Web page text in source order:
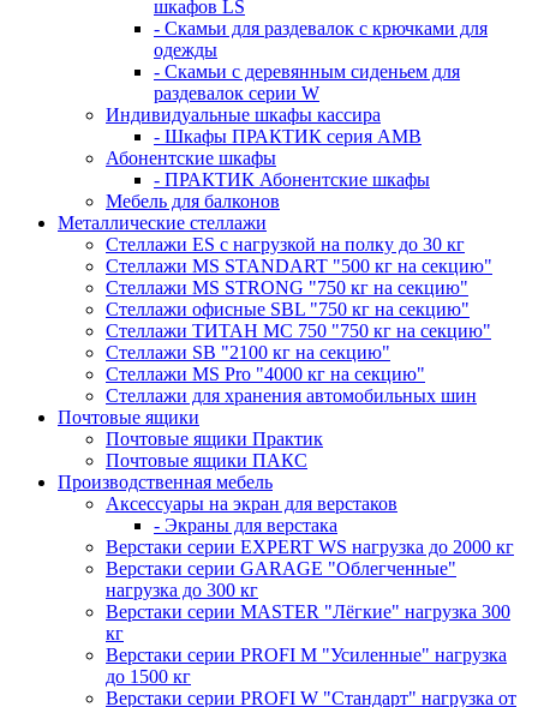
шкафов LS
- Скамьи для раздевалок с крючками для
одежды
- Скамьи с деревянным сиденьем для
раздевалок серии W
Индивидуальные шкафы кассира
- Шкафы ПРАКТИК серия AMB
Абонентские шкафы
- ПРАКТИК Абонентские шкафы
Мебель для балконов
Металлические стеллажи
Стеллажи ES с нагрузкой на полку до 30 кг
Стеллажи MS STANDART "500 кг на секцию"
Стеллажи MS STRONG "750 кг на секцию"
Стеллажи офисные SBL "750 кг на секцию"
Стеллажи ТИТАН МС 750 "750 кг на секцию"
Стеллажи SB "2100 кг на секцию"
Стеллажи MS Pro "4000 кг на секцию"
Стеллажи для хранения автомобильных шин
Почтовые ящики
Почтовые ящики Практик
Почтовые ящики ПАКС
Производственная мебель
Аксессуары на экран для верстаков
- Экраны для верстака
Верстаки серии EXPERT WS нагрузка до 2000 кг
Верстаки серии GARAGE "Облегченные"
нагрузка до 300 кг
Верстаки серии MASTER "Лёгкие" нагрузка 300
кг
Верстаки серии PROFI M "Усиленные" нагрузка
до 1500 кг
Верстаки серии PROFI W "Стандарт" нагрузка от